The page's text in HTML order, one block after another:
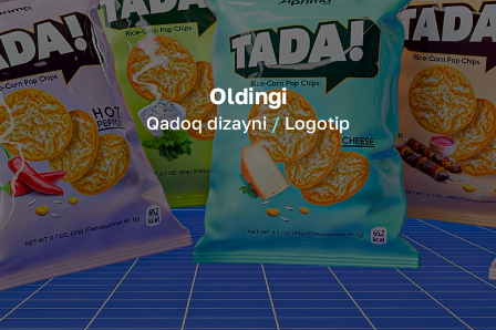
Oldingi
Qadoq dizayni Logotip